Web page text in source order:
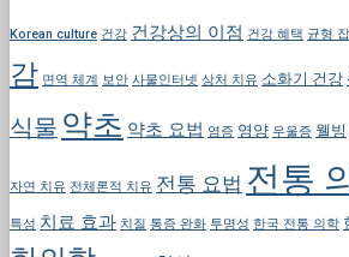
Korean culture 건강 건강상의 이점 건강 혜택 균형
감 면역 체계 보안 사물인터넷 상처 치유 소화기 건강
식물 약초 약초 요법 염증 영양 우울증 웰빙
자연 치유 전체론적 치유 전통 요법 전통
특성 치료 효과 치질 통증 완화 투명성 한국 전통 의학